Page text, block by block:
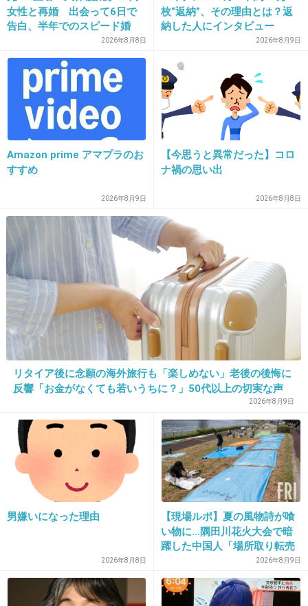
2026/07/08(水) 11:41:09
迷惑そうな表情とかいらねーよって気持ちを前面に出さず
に、合理的に要らないって事実を伝える。
クッション言葉を使いつつ
なぜ要らないのか納得させられるようメッチャ言い方に気
をつける
+7 -0
>>15
ありがた迷惑じゃなくて
明らかな迷惑だね
自分の収益増やすために下っ端探してるだけだ
もんね
1件の返信
+25 -0
18. 匿名
家の前の掃き掃除、我が家には木があって地面に多少の葉
が落ちる。右のお隣さんはもっと木々があって地面からも
たくさん色々生えてて落ち葉が積もってる。それでいいん
じゃないかなと思ってるけど、左隣の家が植物許さない系
で毎日掃き掃除して、早朝から我が家の前まで掃除してし
まう。一度その場面を見てしまった時は「なんだかすみま
せん」と挨拶したけど、毎日されると、やらなくていいの
になとお礼しなきゃいけないのかなと憂鬱になる。
女性と再婚 出会って6日で
告白、半年でのスピード婚
2026年8月8日
枚“返納”、その理由とは？返
納した人にインタビュー
2026年8月9日
Amazon prime アマプラのお
すすめ
2026年8月9日
【今思うと異常だった】コロ
ナ禍の思い出
2026年8月8日
リタイア後に念願の海外旅行も「楽しめない」老後の後悔に
反響「お金がなくても若いうちに？」50代以上の切実な声
2026年8月9日
男嫌いになった理由
2026年8月8日
【現場ルポ】夏の風物詩が喰
い物に…隅田川花火大会で暗
躍した中国人「場所取り転売
2026年8月9日